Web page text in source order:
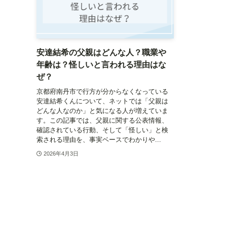
安達結希の父親はどんな人？職業や
年齢は？怪しいと言われる理由はな
ぜ？
京都府南丹市で行方が分からなくなっている
安達結希くんについて、ネットでは「父親は
どんな人なのか」と気になる人が増えていま
す。この記事では、父親に関する公表情報、
確認されている行動、そして「怪しい」と検
索される理由を、事実ベースでわかりや...
2026年4月3日